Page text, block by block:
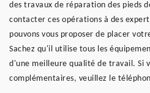
des travaux de réparation des pieds
contacter ces opérations à des
pouvons vous proposer de placer
Sachez qu'il utilise tous les
d'une meilleure qualité de travail. Si
complémentaires, veuillez le